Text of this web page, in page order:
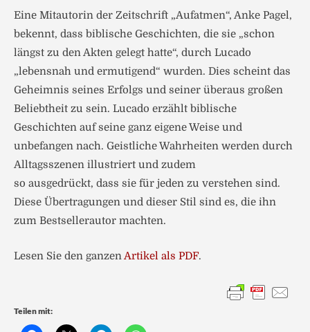
Eine Mitautorin der Zeitschrift „Aufatmen“, Anke Pagel,
bekennt, dass biblische Geschichten, die sie „schon
längst zu den Akten gelegt hatte“, durch Lucado
„lebensnah und ermutigend“ wurden. Dies scheint das
Geheimnis seines Erfolgs und seiner überaus großen
Beliebtheit zu sein. Lucado erzählt biblische
Geschichten auf seine ganz eigene Weise und
unbefangen nach. Geistliche Wahrheiten werden durch
Alltagsszenen illustriert und zudem
so ausgedrückt, dass sie für jeden zu verstehen sind.
Diese Übertragungen und dieser Stil sind es, die ihn
zum Bestsellerautor machten.
Lesen Sie den ganzenArtikel als PDF.
Teilen mit: